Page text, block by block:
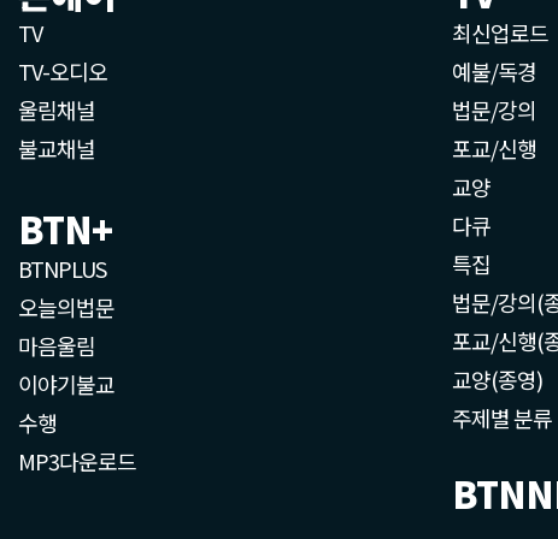
TV
TV-오디오
울림채널
불교채널
BTN+
BTNPLUS
오늘의법문
마음울림
이야기불교
수행
MP3다운로드
최신업로드
예불/독경
법문/강의
포교/신행
교양
다큐
특집
법문/강의(
포교/신행(
교양(종영)
주제별 분류